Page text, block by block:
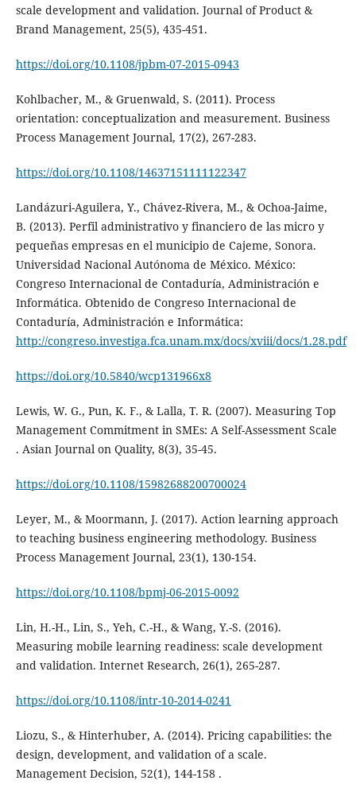
scale development and validation. Journal of Product &
Brand Management, 25(5), 435-451.
https://doi.org/10.1108/jpbm-07-2015-0943
Kohlbacher, M., & Gruenwald, S. (2011). Process
orientation: conceptualization and measurement. Business
Process Management Journal, 17(2), 267-283.
https://doi.org/10.1108/14637151111122347
Landázuri-Aguilera, Y., Chávez-Rivera, M., & Ochoa-Jaime,
B. (2013). Perfil administrativo y financiero de las micro y
pequeñas empresas en el municipio de Cajeme, Sonora.
Universidad Nacional Autónoma de México. México:
Congreso Internacional de Contaduría, Administración e
Informática. Obtenido de Congreso Internacional de
Contaduría, Administración e Informática:
http://congreso.investiga.fca.unam.mx/docs/xviii/docs/1.28.pdf
https://doi.org/10.5840/wcp131966x8
Lewis, W. G., Pun, K. F., & Lalla, T. R. (2007). Measuring Top
Management Commitment in SMEs: A Self-Assessment Scale
. Asian Journal on Quality, 8(3), 35-45.
https://doi.org/10.1108/15982688200700024
Leyer, M., & Moormann, J. (2017). Action learning approach
to teaching business engineering methodology. Business
Process Management Journal, 23(1), 130-154.
https://doi.org/10.1108/bpmj-06-2015-0092
Lin, H.-H., Lin, S., Yeh, C.-H., & Wang, Y.-S. (2016).
Measuring mobile learning readiness: scale development
and validation. Internet Research, 26(1), 265-287.
https://doi.org/10.1108/intr-10-2014-0241
Liozu, S., & Hinterhuber, A. (2014). Pricing capabilities: the
design, development, and validation of a scale.
Management Decision, 52(1), 144-158 .